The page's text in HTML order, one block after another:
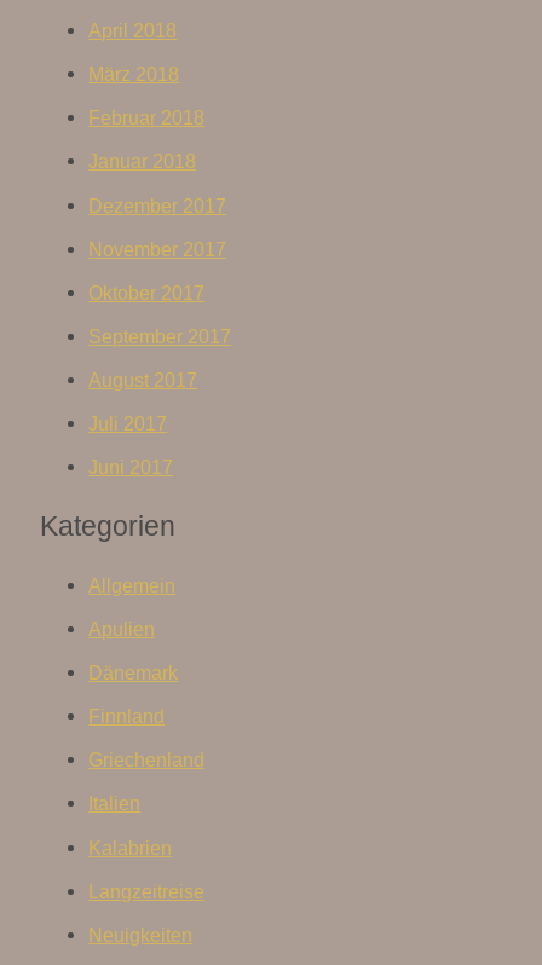
April 2018
März 2018
Februar 2018
Januar 2018
Dezember 2017
November 2017
Oktober 2017
September 2017
August 2017
Juli 2017
Juni 2017
Kategorien
Allgemein
Apulien
Dänemark
Finnland
Griechenland
Italien
Kalabrien
Langzeitreise
Neuigkeiten